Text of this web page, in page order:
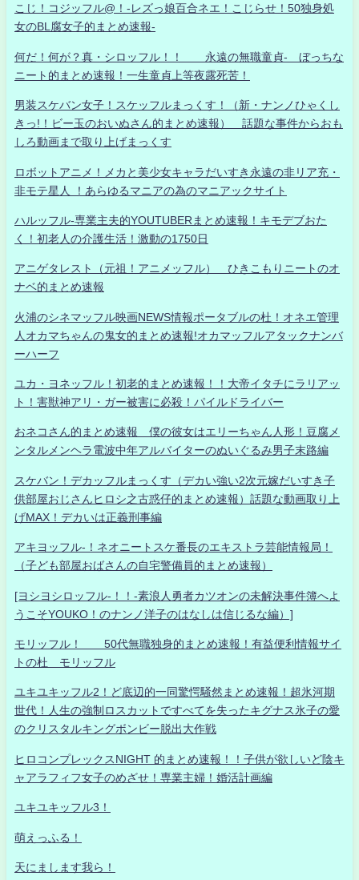
こじ！コジッフル@！-レズっ娘百合ネエ！こじらせ！50独身処
女のBL腐女子的まとめ速報-
何だ！何が？真・シロッフル！！ 永遠の無職童貞- ぼっちな
ニート的まとめ速報！一生童貞上等夜露死苦！
男装スケバン女子！スケッフルまっくす！（新・ナンノひゃくし
きっ!！ビー玉のおいぬさん的まとめ速報） 話題な事件からおも
しろ動画まで取り上げまっくす
ロボットアニメ！メカと美少女キャラだいすき永遠の非リア充・
非モテ星人 ！あらゆるマニアの為のマニアックサイト
ハルッフル-専業主夫的YOUTUBERまとめ速報！キモデブおた
く！初老人の介護生活！激動の1750日
アニゲタレスト（元祖！アニメッフル） ひきこもりニートのオ
ナベ的まとめ速報
火浦のシネマッフル映画NEWS情報ポータブルの杜！オネエ管理
人オカマちゃんの鬼女的まとめ速報!オカマッフルアタックナンバ
ーハーフ
ユカ・ヨネッフル！初老的まとめ速報！！大帝イタチにラリアッ
ト！害獣神アリ・ガー被害に必殺！パイルドライバー
おネコさん的まとめ速報 僕の彼女はエリーちゃん人形！豆腐メ
ンタルメンヘラ電波中年アルバイターのぬいぐるみ男子末路編
スケバン！デカッフルまっくす（デカい強い2次元嫁だいすき子
供部屋おじさんヒロシ之古惑仔的まとめ速報）話題な動画取り上
げMAX！デカいは正義刑事編
アキヨッフル-！ネオニートスケ番長のエキストラ芸能情報局！
（子ども部屋おばさんの自宅警備員的まとめ速報）
[ヨシヨシロッフル-！！-素浪人勇者カツオンの未解決事件簿へよ
うこそYOUKO！のナンノ洋子のはなしは信じるな編）]
モリッフル！ 50代無職独身的まとめ速報！有益便利情報サイ
トの杜 モリッフル
ユキユキッフル2！ど底辺的一同驚愕騒然まとめ速報！超氷河期
世代！人生の強制ロスカットですべてを失ったキグナス氷子の愛
のクリスタルキングボンビー脱出大作戦
ヒロコンプレックスNIGHT 的まとめ速報！！子供が欲しいど陰キ
ャアラフィフ女子のめざせ！専業主婦！婚活計画編
ユキユキッフル3！
萌えっふる！
天にまします我ら！